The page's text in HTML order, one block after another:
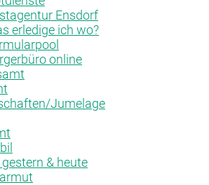
Ensdorf
erledige ich wo?
online
Jumelage
& heute